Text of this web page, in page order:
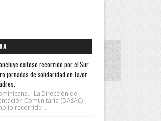
exitoso recorrido por el Sur
jornadas de solidaridad en favor
La Dirección de
Comunitaria (DASAC)
recorrido ...